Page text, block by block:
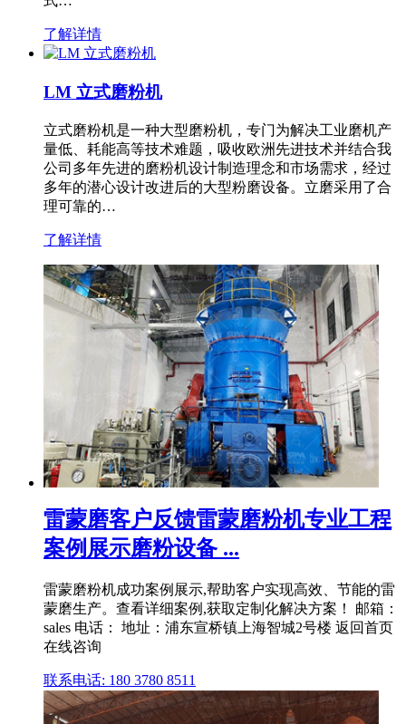
了解详情
LM 立式磨粉机
立式磨粉机是一种大型磨粉机，专门为解决工业磨机产
量低、耗能高等技术难题，吸收欧洲先进技术并结合我
公司多年先进的磨粉机设计制造理念和市场需求，经过
多年的潜心设计改进后的大型粉磨设备。立磨采用了合
理可靠的…
了解详情
雷蒙磨客户反馈雷蒙磨粉机专业工程
案例展示磨粉设备 ...
雷蒙磨粉机成功案例展示,帮助客户实现高效、节能的雷
蒙磨生产。查看详细案例,获取定制化解决方案！ 邮箱：
sales 电话： 地址：浦东宣桥镇上海智城2号楼 返回首页
在线咨询
联系电话: 180 3780 8511